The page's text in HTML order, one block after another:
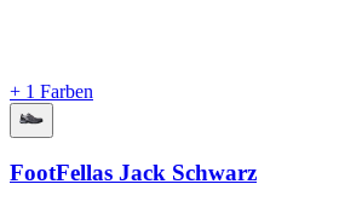
+ 1 Farben
FootFellas Jack Schwarz